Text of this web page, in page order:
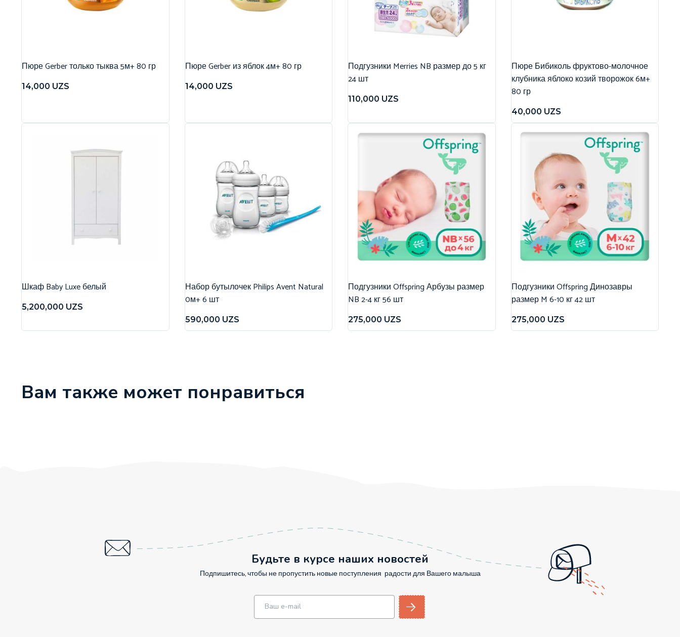
Пюре Gerber только тыква 5м+ 80 гр
14,000 UZS
Пюре Gerber из яблок 4м+ 80 гр
14,000 UZS
Подгузники Merries NB размер до 5 кг
24 шт
110,000 UZS
Пюре Бибиколь фруктово-молочное
клубника яблоко козий творожок 6м+
80 гр
40,000 UZS
Шкаф Baby Luxe белый
5,200,000 UZS
Набор бутылочек Philips Avent Natural
0м+ 6 шт
590,000 UZS
Подгузники Offspring Арбузы размер
NB 2-4 кг 56 шт
275,000 UZS
Подгузники Offspring Динозавры
размер M 6-10 кг 42 шт
275,000 UZS
Вам также может понравиться
Будьте в курсе наших новостей
Подпишитесь, чтобы не пропустить новые поступления радости для Вашего малыша